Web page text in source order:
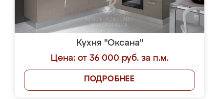
Кухня "Оксана"
Цена: от 36 000 руб. за п.м.
ПОДРОБНЕЕ